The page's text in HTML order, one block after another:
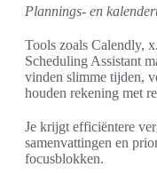
Plannings- en
Tools zoals Calendly,
Scheduling Assistant
vinden slimme tijden,
houden rekening met
Je krijgt efficiëntere
samenvattingen en
focusblokken.